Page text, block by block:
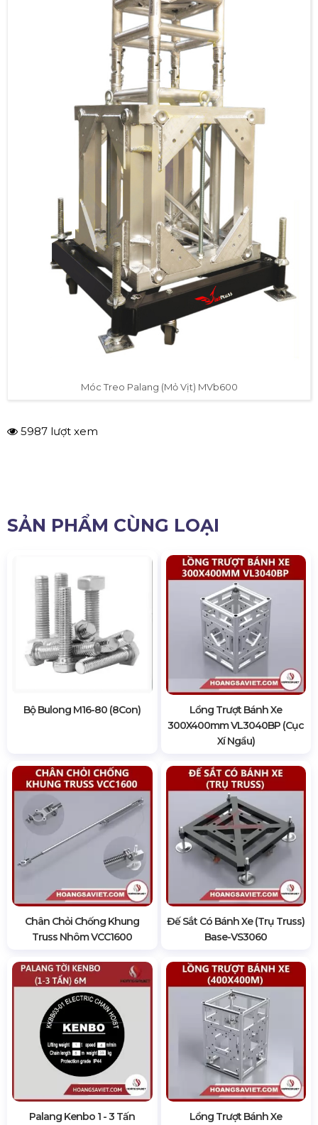
Móc Treo Palang (Mỏ Vịt) MVb600
5987 lượt xem
SẢN PHẨM CÙNG LOẠI
Bộ Bulong M16-80 (8Con)
Lồng Trượt Bánh Xe
300X400mm VL3040BP (Cục
Xí Ngầu)
Chân Chỏi Chống Khung
Truss Nhôm VCC1600
Đế Sắt Có Bánh Xe (Trụ Truss)
Base-VS3060
Palang Kenbo 1 - 3 Tấn
Lồng Trượt Bánh Xe